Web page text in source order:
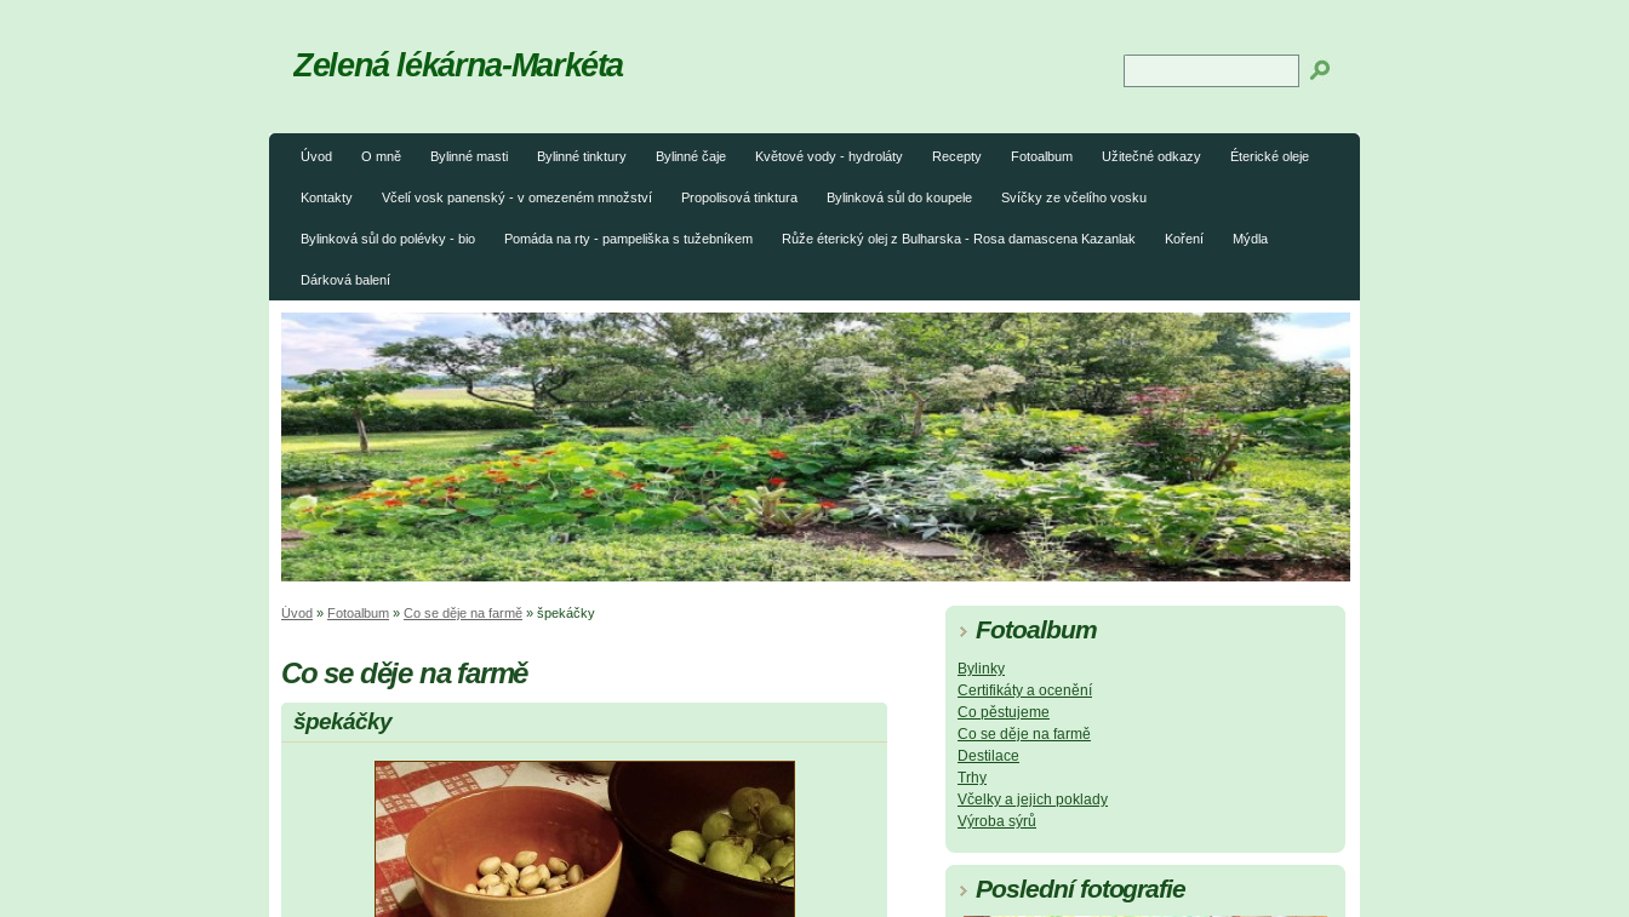
Úvod O mně Bylinné masti Bylinné tinktury Bylinné čaje Květové vody - hydroláty Recepty Fotoalbum Užitečné odkazy Éterické oleje
Kontakty Včelí vosk panenský - v omezeném množství Propolisová tinktura Bylinková sůl do koupele Svíčky ze včelího vosku
Bylinková sůl do polévky - bio Pomáda na rty - pampeliška s tužebníkem Růže éterický olej z Bulharska - Rosa damascena Kazanlak Koření Mýdla
Dárková balení
Zelená lékárna-Markéta
Úvod » Fotoalbum » Co se děje na farmě » špekáčky
Co se děje na farmě
špekáčky
Fotoalbum
Bylinky
Certifikáty a ocenění
Co pěstujeme
Co se děje na farmě
Destilace
Trhy
Včelky a jejich poklady
Výroba sýrů
Poslední fotografie